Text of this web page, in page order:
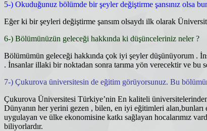
5-) Okuduğunuz bölümde bir şeyler değiştirme şansınız olsa
Eğer ki bir şeyleri değiştirme şansım olsaydı ilk olarak
6-) Bölümünüzün geleceği hakkında ki düşünceleriniz neler ?
Bölümümün geleceği hakkında çok iyi şeyler düşünüyorum .
. İnsanlar illaki bir noktadan sonra tarıma yön verecektir ve bu
7-) Çukurova üniversitesin de eğitim görüyorsunuz. Bu
Çukurova Üniversitesi Türkiye’nin En kaliteli
Dünyanın her yerini gezen , bilen, en iyi eğitimleri
uygulayan ve ülke ekonomisine katkı sağlayan hocalarımız
biliyorlardır.